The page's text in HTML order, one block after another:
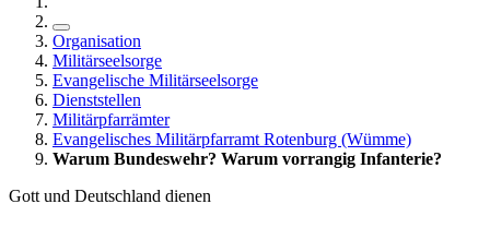
Organisation
Militärseelsorge
Evangelische Militärseelsorge
Dienststellen
Militärpfarrämter
Evangelisches Militärpfarramt Rotenburg (Wümme)
Warum Bundeswehr? Warum vorrangig Infanterie?
Gott und Deutschland dienen